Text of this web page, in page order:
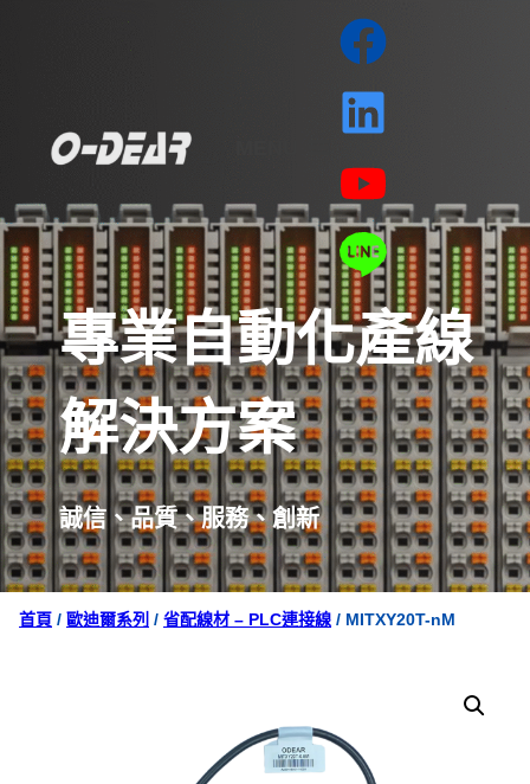
專業自動化產線
解決方案
誠信、品質、服務、創新
首頁 / 歐迪爾系列 / 省配線材 – PLC連接線 / MITXY20T-nM